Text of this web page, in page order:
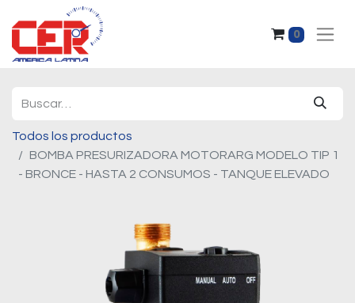
0
Todos los productos
BOMBA PRESURIZADORA MOTORARG MODELO TIP 1
- BRONCE - HASTA 2 CONSUMOS - TANQUE ELEVADO